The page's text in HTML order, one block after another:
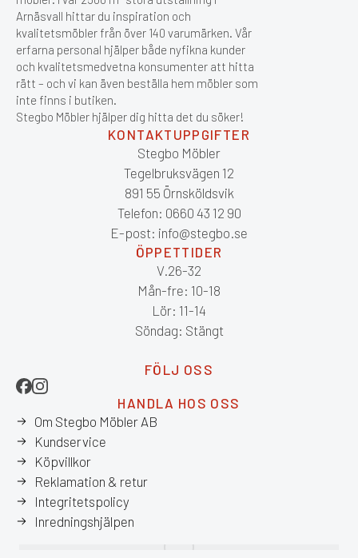
Arnäsvall hittar du inspiration och
kvalitetsmöbler från över 140 varumärken. Vår
erfarna personal hjälper både nyfikna kunder
och kvalitetsmedvetna konsumenter att hitta
rätt – och vi kan även beställa hem möbler som
inte finns i butiken.
Stegbo Möbler hjälper dig hitta det du söker!
KONTAKTUPPGIFTER
Stegbo Möbler
Tegelbruksvägen 12
891 55 Örnsköldsvik
Telefon: 0660 43 12 90
E-post: info@stegbo.se
ÖPPETTIDER
V.26-32
Mån-fre: 10-18
Lör: 11-14
Söndag: Stängt
FÖLJ OSS
HANDLA HOS OSS
Om Stegbo Möbler AB
Kundservice
Köpvillkor
Reklamation & retur
Integritetspolicy
Inredningshjälpen